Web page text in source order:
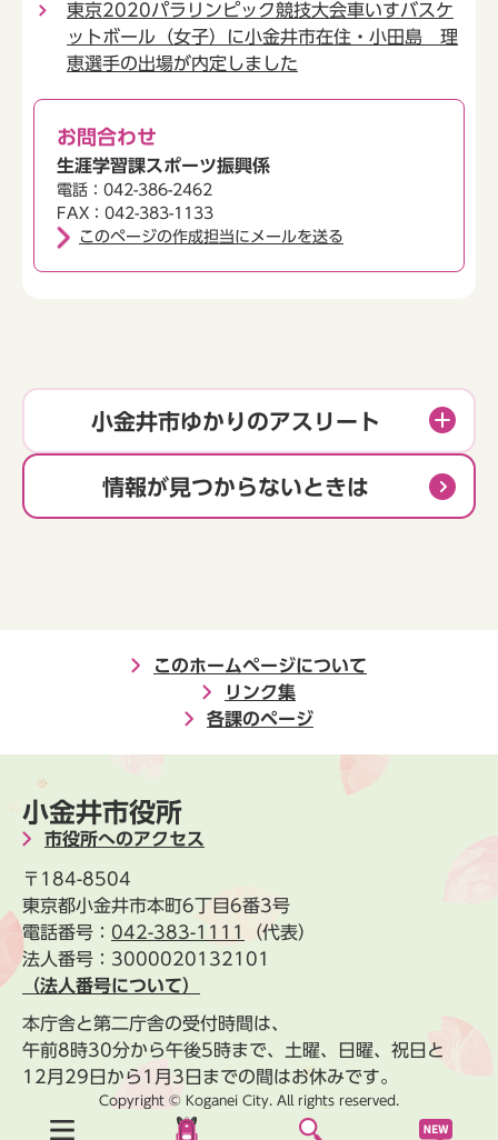
東京2020パラリンピック競技大会車いすバスケ
ットボール（女子）に小金井市在住・小田島 理
恵選手の出場が内定しました
お問合わせ
生涯学習課スポーツ振興係
電話：042-386-2462
FAX：042-383-1133
このページの作成担当にメールを送る
小金井市ゆかりのアスリート
情報が見つからないときは
このホームページについて
リンク集
各課のページ
小金井市役所
市役所へのアクセス
〒184-8504
東京都小金井市本町6丁目6番3号
電話番号： 042-383-1111
（代表）
法人番号：3000020132101
（法人番号について）
本庁舎と第二庁舎の受付時間は、
午前8時30分から午後5時まで、土曜、日曜、祝日と
12月29日から1月3日までの間はお休みです。
Copyright © Koganei City. All rights reserved.